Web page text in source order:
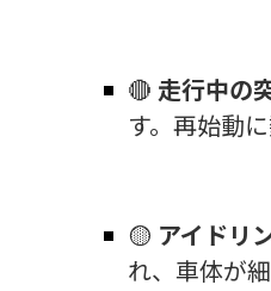
🔴走行中の
す。再始動
🟡 アイドリ
れ、車体が